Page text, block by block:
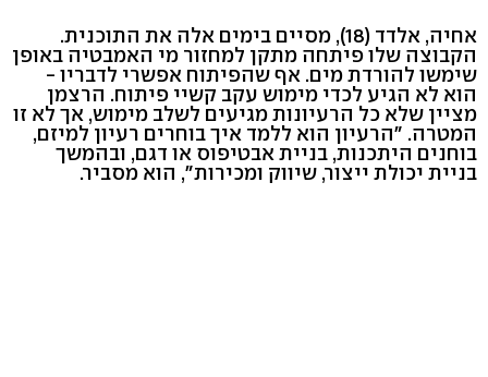
אחיה, אלדד (18), מסיים בימים אלה את התוכנית.
הקבוצה שלו פיתחה מתקן למחזור מי האמבטיה באופן
שימשו להורדת מים. אף שהפיתוח אפשרי לדבריו -
הוא לא הגיע לכדי מימוש עקב קשיי פיתוח. הרצמן
מציין שלא כל הרעיונות מגיעים לשלב מימוש, אך לא זו
המטרה. "הרעיון הוא ללמד איך בוחרים רעיון למיזם,
בוחנים היתכנות, בניית אבטיפוס או דגם, ובהמשך
בניית יכולת ייצור, שיווק ומכירות", הוא מסביר.